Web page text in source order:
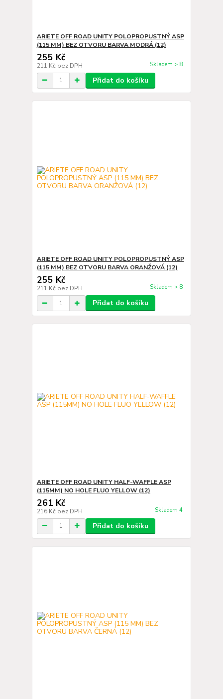
ARIETE OFF ROAD UNITY POLOPROPUSTNÝ ASP
(115 MM) BEZ OTVORU BARVA MODRÁ (12)
255 Kč
211 Kč bez DPH Skladem > 8
Přidat do košíku
ARIETE OFF ROAD UNITY POLOPROPUSTNÝ ASP
(115 MM) BEZ OTVORU BARVA ORANŽOVÁ (12)
255 Kč
211 Kč bez DPH Skladem > 8
Přidat do košíku
ARIETE OFF ROAD UNITY HALF-WAFFLE ASP
(115MM) NO HOLE FLUO YELLOW (12)
261 Kč
216 Kč bez DPH Skladem 4
Přidat do košíku